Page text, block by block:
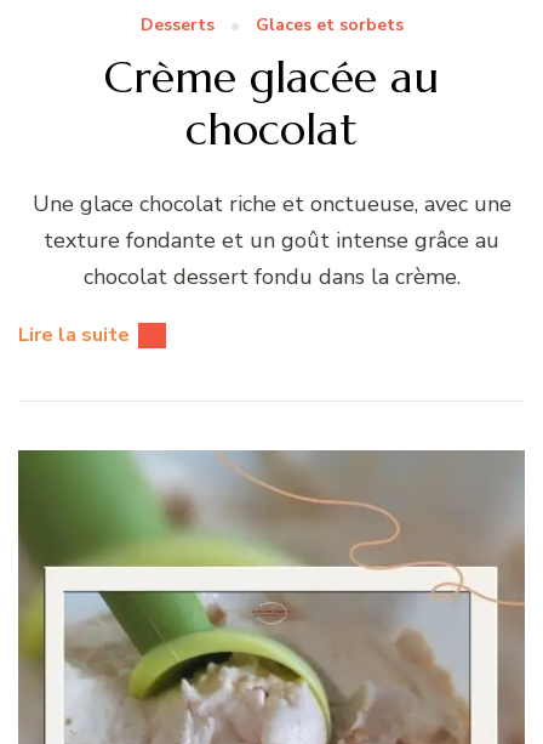
Desserts Glaces et sorbets
Crème glacée au
chocolat
Une glace chocolat riche et onctueuse, avec une
texture fondante et un goût intense grâce au
chocolat dessert fondu dans la crème.
Lire la suite